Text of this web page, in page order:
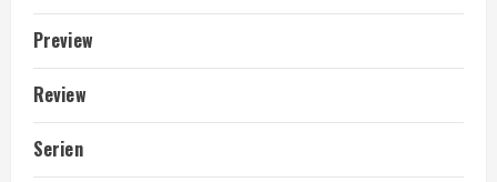
Preview
Review
Serien